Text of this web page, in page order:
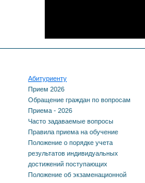
Абитуриенту
Прием 2026
Обращение граждан по вопросам
Приема - 2026
Часто задаваемые вопросы
Правила приема на обучение
Положение о порядке учета
результатов индивидуальных
достижений поступающих
Положение об экзаменационной